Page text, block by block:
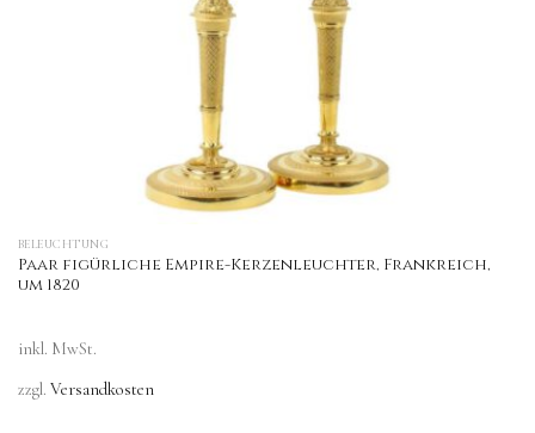
BELEUCHTUNG
Paar figürliche Empire-Kerzenleuchter, Frankreich,
um 1820
inkl. MwSt.
zzgl. Versandkosten